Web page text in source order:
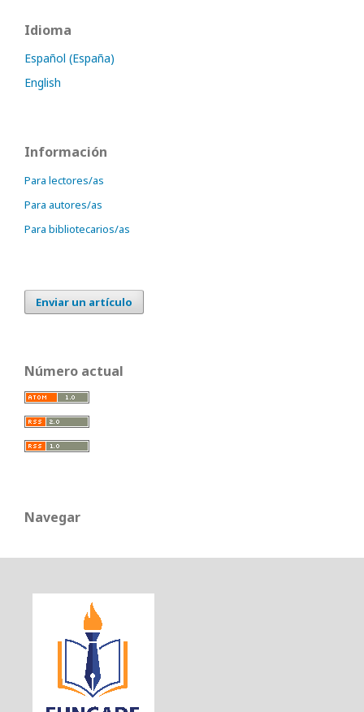
Idioma
Español (España)
English
Información
Para lectores/as
Para autores/as
Para bibliotecarios/as
Enviar un artículo
Número actual
Navegar